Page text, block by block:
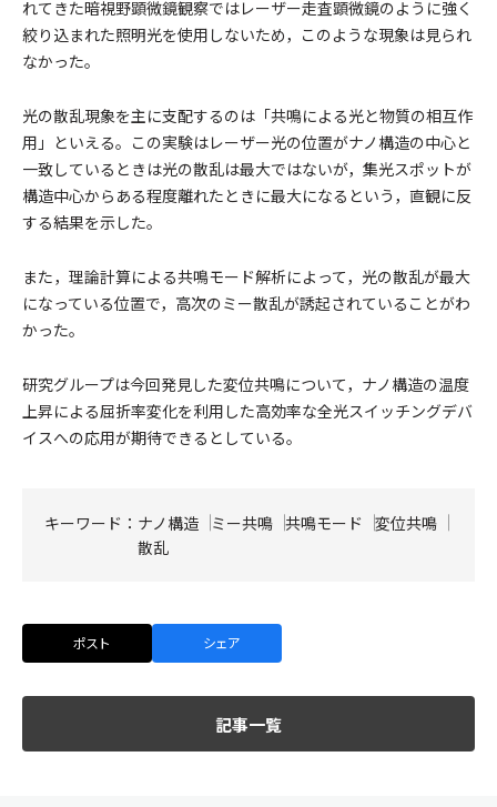
れてきた暗視野顕微鏡観察ではレーザー走査顕微鏡のように強く
絞り込まれた照明光を使用しないため，このような現象は見られ
なかった。
光の散乱現象を主に支配するのは「共鳴による光と物質の相互作
用」といえる。この実験はレーザー光の位置がナノ構造の中心と
一致しているときは光の散乱は最大ではないが，集光スポットが
構造中心からある程度離れたときに最大になるという，直観に反
する結果を示した。
また，理論計算による共鳴モード解析によって，光の散乱が最大
になっている位置で，高次のミー散乱が誘起されていることがわ
かった。
研究グループは今回発見した変位共鳴について，ナノ構造の温度
上昇による屈折率変化を利用した高効率な全光スイッチングデバ
イスへの応用が期待できるとしている。
キーワード： ナノ構造 ミー共鳴 共鳴モード
変位共鳴
散乱
ポスト シェア
記事一覧